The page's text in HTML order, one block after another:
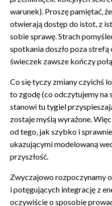
warunek). Proszę pamiętać,
otwierają dostęp do istot, z
sobie sprawę. Strach
spotkania doszło poza strefą
świeczek zawsze kończy
Co się tyczy zmiany czyichś
to zgodę (co odczytujemy na
stanowi tu tygiel
zostaje myślą wyrażone.
od tego, jak szybko i
ukazującymi modelowaną
przyszłość.
Zwyczajowo rozpoczynamy
i potęgujących integrację z
oczywiście o sposobie